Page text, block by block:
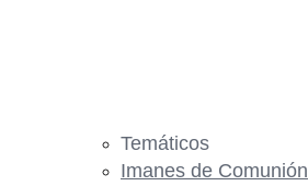
Temáticos
Imanes de Comunión